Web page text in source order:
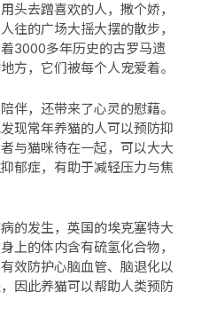
头去蹭喜欢的人，撒个娇，
往的广场大摇大摆的散步，
3000多年历史的古罗马遗
方，它们被每个人宠爱着。
伴，还带来了心灵的慰藉。
现常年养猫的人可以预防抑
与猫咪待在一起，可以大大
郁症，有助于减轻压力与焦
的发生，英国的埃克塞特大
上的体内含有硫氢化合物，
效防护心脑血管、脑退化以
因此养猫可以帮助人类预防